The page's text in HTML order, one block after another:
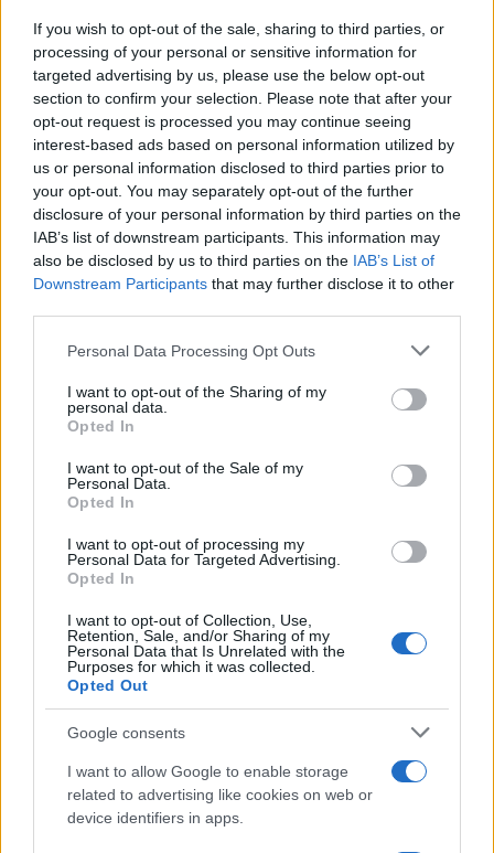
If you wish to opt-out of the sale, sharing to third parties, or
processing of your personal or sensitive information for
targeted advertising by us, please use the below opt-out
section to confirm your selection. Please note that after your
opt-out request is processed you may continue seeing
interest-based ads based on personal information utilized by
us or personal information disclosed to third parties prior to
your opt-out. You may separately opt-out of the further
disclosure of your personal information by third parties on the
IAB’s list of downstream participants. This information may
also be disclosed by us to third parties on the IAB’s List of
Downstream Participants that may further disclose it to other
Please note that this website/app uses one or more Google
not limited to your visit or usage behaviour. You may click to
grant or deny consent to Google and its third-party tags to
use your data for below specified purposes in below Google
consent section.
Personal Data Processing Opt Outs
I want to opt-out of the Sharing of my
personal data.
Opted In
I want to opt-out of the Sale of my
Personal Data.
Opted In
I want to opt-out of processing my
Personal Data for Targeted Advertising.
Opted In
I want to opt-out of Collection, Use,
Retention, Sale, and/or Sharing of my
Personal Data that Is Unrelated with the
Purposes for which it was collected.
Opted Out
Google consents
I want to allow Google to enable storage
related to advertising like cookies on web or
device identifiers in apps.
Ο πρώην υπουργός Παιδείας
Αριστείδης Μπαλτάς στη Βουλή
για την αριστεία
06/12/2018 - 12:53
Αριστεία Προόδου στους
αριστούχους μαθητές και έπαινοι
στους «αλληλέγγυους» μαθητές
25/10/2018 - 12:24
απαλλαχθεί από τους νόμους
37ο συνέδριο ΟΕΦΕ: Για μια
εκπαίδευση ανοιχτών οριζόντων
Αριστεία στους άριστους και
έπαινος στους «αλληλέγγυους»
25/01/2018 - 17:38